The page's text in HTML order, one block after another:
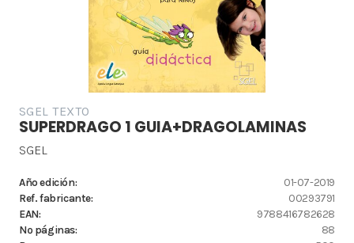
SGEL TEXTO
SUPERDRAGO 1 GUIA+DRAGOLAMINAS
SGEL
Año edición:
01-07-2019
Ref. fabricante:
00293791
EAN:
9788416782628
Nº páginas:
88